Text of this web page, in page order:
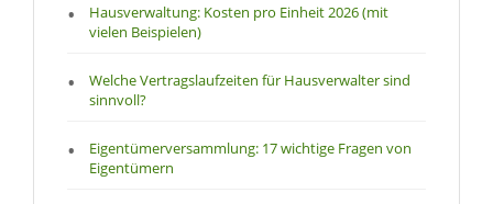
Hausverwaltung: Kosten pro Einheit 2026 (mit
vielen Beispielen)
Welche Vertragslaufzeiten für Hausverwalter sind
sinnvoll?
Eigentümerversammlung: 17 wichtige Fragen von
Eigentümern